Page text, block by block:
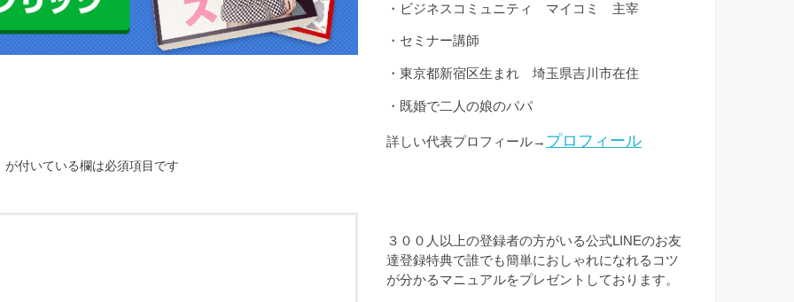
が付いている欄は必須項目です
・ビジネスコミュニティ マイコミ 主宰
・セミナー講師
・東京都新宿区生まれ 埼玉県吉川市在住
・既婚で二人の娘のパパ
詳しい代表プロフィール→ プロフィール
３００人以上の登録者の方がいる公式LINEのお友
達登録特典で誰でも簡単におしゃれになれるコツ
が分かるマニュアルをプレゼントしております。